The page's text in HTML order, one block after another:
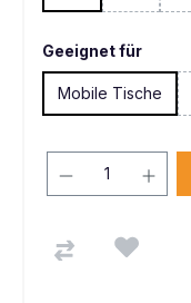
Geeignet für
Mobile Tische